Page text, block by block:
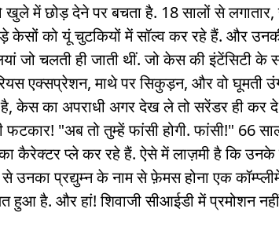
में छोड़ देने पर बचता है. 18 सालों से लगातार,
केसों को यूं चुटकियों में सॉल्व कर रहे हैं. और
जो चलती ही जाती थीं. जो केस की इंटेंसिटी
एक्सप्रेशन, माथे पर सिकुड़न, और वो घूमती
केस का अपराधी अगर देख ले तो सरेंडर ही कर
फटकार! "अब तो तुम्हें फांसी होगी. फांसी!" 66
कैरेक्टर प्ले कर रहे हैं. ऐसे में लाज़मी है कि उनके
से उनका प्रद्युम्न के नाम से फ़ेमस होना एक
हुआ है. और हां! शिवाजी सीआईडी में प्रमोशन नहीं